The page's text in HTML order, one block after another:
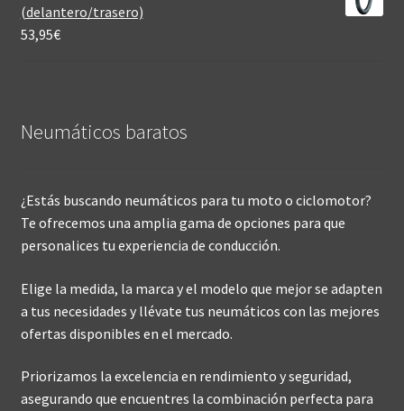
(delantero/trasero)
53,95€
Neumáticos baratos
¿Estás buscando neumáticos para tu moto o ciclomotor?
Te ofrecemos una amplia gama de opciones para que
personalices tu experiencia de conducción.
Elige la medida, la marca y el modelo que mejor se adapten
a tus necesidades y llévate tus neumáticos con las mejores
ofertas disponibles en el mercado.
Priorizamos la excelencia en rendimiento y seguridad,
asegurando que encuentres la combinación perfecta para